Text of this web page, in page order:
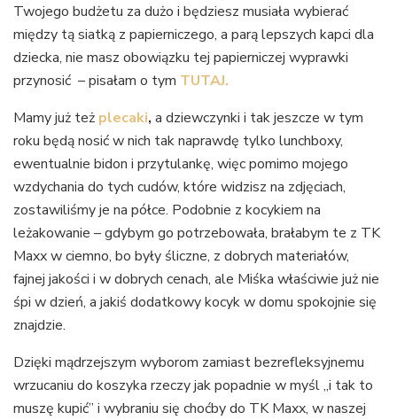
Twojego budżetu za dużo i będziesz musiała wybierać
między tą siatką z papierniczego, a parą lepszych kapci dla
dziecka, nie masz obowiązku tej papierniczej wyprawki
przynosić – pisałam o tym TUTAJ.
Mamy już też plecaki, a dziewczynki i tak jeszcze w tym
roku będą nosić w nich tak naprawdę tylko lunchboxy,
ewentualnie bidon i przytulankę, więc pomimo mojego
wzdychania do tych cudów, które widzisz na zdjęciach,
zostawiliśmy je na półce. Podobnie z kocykiem na
leżakowanie – gdybym go potrzebowała, brałabym te z TK
Maxx w ciemno, bo były śliczne, z dobrych materiałów,
fajnej jakości i w dobrych cenach, ale Miśka właściwie już nie
śpi w dzień, a jakiś dodatkowy kocyk w domu spokojnie się
znajdzie.
Dzięki mądrzejszym wyborom zamiast bezrefleksyjnemu
wrzucaniu do koszyka rzeczy jak popadnie w myśl „i tak to
muszę kupić” i wybraniu się choćby do TK Maxx, w naszej